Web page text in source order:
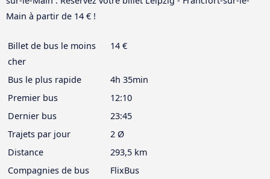
Main à partir de 14 € !
Billet de bus le moins
cher
14 €
Bus le plus rapide
4h 35min
Premier bus
12:10
Dernier bus
23:45
Trajets par jour
2 Ø
Distance
293,5 km
Compagnies de bus
FlixBus